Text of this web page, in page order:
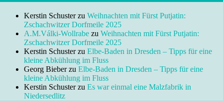
Kerstin Schusterzu Weihnachten mit Fürst Putjatin:
Zschachwitzer Dorfmeile 2025
A.M.Válki-Wollrabe zu Weihnachten mit Fürst Putjatin:
Zschachwitzer Dorfmeile 2025
Kerstin Schusterzu Elbe-Baden in Dresden – Tipps für eine
kleine Abkühlung im Fluss
Georg Bieberzu Elbe-Baden in Dresden – Tipps für eine
kleine Abkühlung im Fluss
Kerstin Schusterzu Es war einmal eine Malzfabrik in
Niedersedlitz